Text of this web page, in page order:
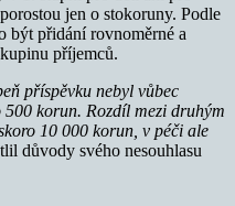
jen o stokoruny. Podle
být přidání rovnoměrné a
příjemců.
příspěvku nebyl vůbec
korun. Rozdíl mezi druhým
10 000 korun, v péči ale
důvody svého nesouhlasu